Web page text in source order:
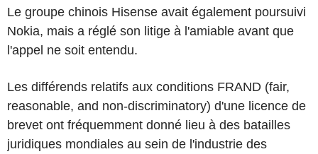
Le groupe chinois Hisense avait également poursuivi
Nokia, mais a réglé son litige à l'amiable avant que
l'appel ne soit entendu.
Les différends relatifs aux conditions FRAND (fair,
reasonable, and non-discriminatory) d'une licence de
brevet ont fréquemment donné lieu à des batailles
juridiques mondiales au sein de l'industrie des